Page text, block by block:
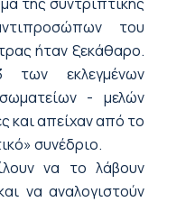
του
ήταν ξεκάθαρο.
εκλεγμένων
- μελών
και απείχαν από το
συνέδριο.
να το λάβουν
να αναλογιστούν